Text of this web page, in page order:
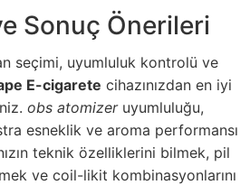
Sonuç Önerileri
seçimi, uyumluluk kontrolü ve
E-cigarete cihazınızdan en iyi
obs atomizeruyumluluğu,
esneklik ve aroma performansı
teknik özelliklerini bilmek, pil
ve coil-likit kombinasyonlarını